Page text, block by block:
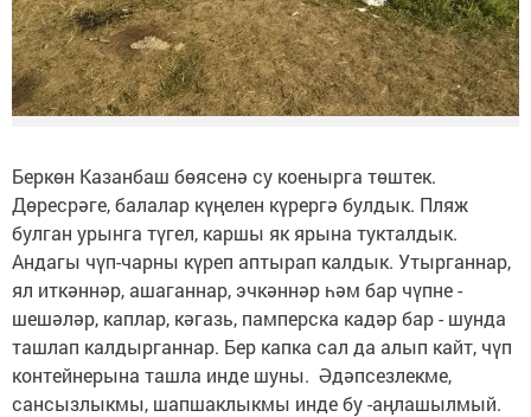
Беркөн Казанбаш бөясенә су коенырга төштек.
Дөресрәге, балалар күңелен күрергә булдык. Пляж
булган урынга түгел, каршы як ярына тукталдык.
Андагы чүп-чарны күреп аптырап калдык. Утырганнар,
ял иткәннәр, ашаганнар, эчкәннәр һәм бар чүпне -
шешәләр, каплар, кәгазь, памперска кадәр бар - шунда
ташлап калдырганнар. Бер капка сал да алып кайт, чүп
контейнерына ташла инде шуны. Әдәпсезлекме,
сансызлыкмы, шапшаклыкмы инде бу -аңлашылмый.